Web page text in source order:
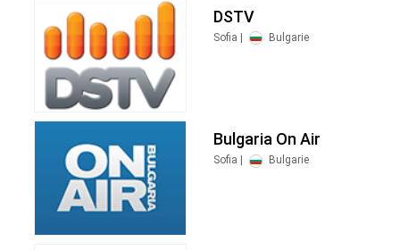
DSTV
Sofia | Bulgarie
Bulgaria On Air
Sofia | Bulgarie